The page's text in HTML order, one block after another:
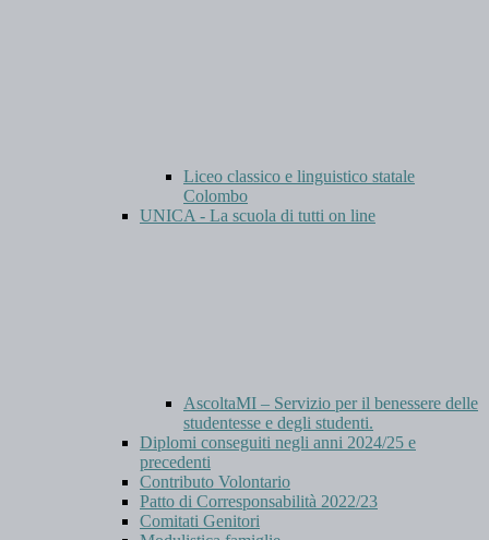
Liceo classico e linguistico statale
Colombo
UNICA - La scuola di tutti on line
AscoltaMI – Servizio per il benessere delle
studentesse e degli studenti.
Diplomi conseguiti negli anni 2024/25 e
precedenti
Contributo Volontario
Patto di Corresponsabilità 2022/23
Comitati Genitori